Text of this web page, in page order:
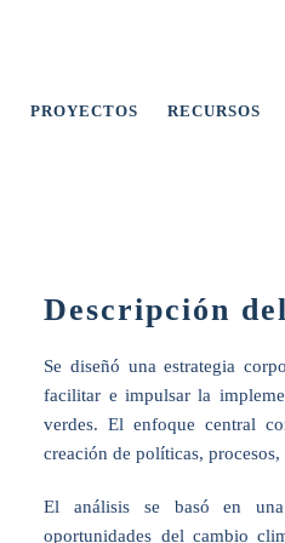
PROYECTOS RECURSOS
Descripción
Se diseñó una estrategia
facilitar e impulsar la
verdes. El enfoque central
creación de políticas,
El análisis se basó en
oportunidades del cambio